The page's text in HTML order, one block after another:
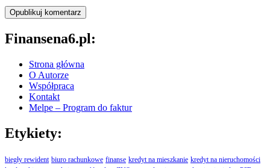
Finansena6.pl:
Strona główna
O Autorze
Współpraca
Kontakt
Melpe – Program do faktur
Etykiety:
biegły rewident biuro rachunkowe finanse kredyt na mieszkanie kredyt na nieruchomości